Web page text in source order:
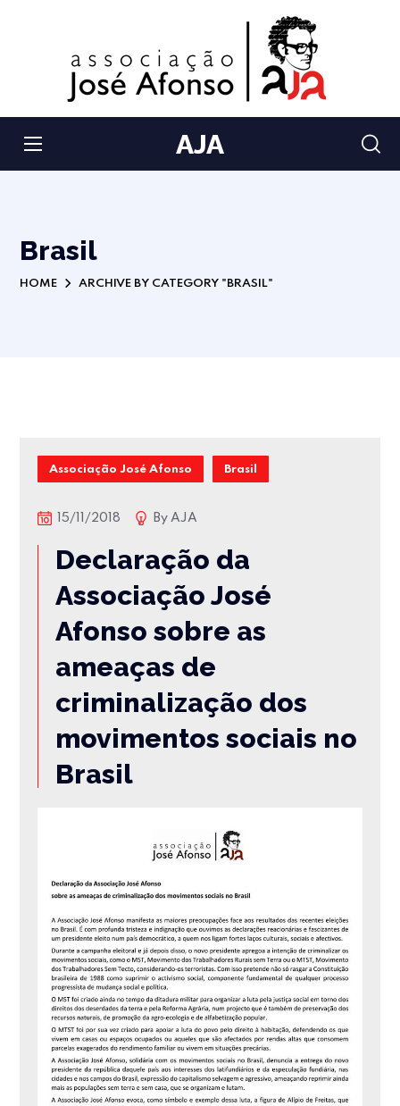
AJA
Brasil
HOME ARCHIVE BY CATEGORY "BRASIL"
Associação José Afonso Brasil
15/11/2018 ByAJA
Declaração da
Associação José
Afonso sobre as
ameaças de
criminalização dos
movimentos sociais no
Brasil